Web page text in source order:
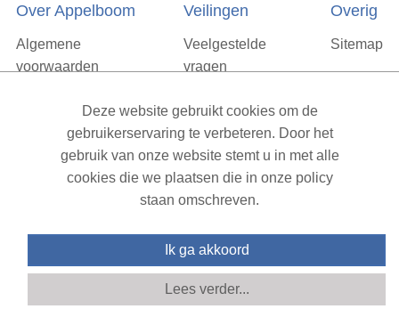
Over Appelboom
Algemene
voorwaarden
Vacatures
Contact
Veilingen
Veelgestelde
vragen
Overig
Sitemap
| All rights reserved v1.7.6 (NAD-WEB-1)
Deze website gebruikt cookies om de
gebruikerservaring te verbeteren. Door het
gebruik van onze website stemt u in met alle
cookies die we plaatsen die in onze policy
staan omschreven.
Ik ga akkoord
Lees verder...